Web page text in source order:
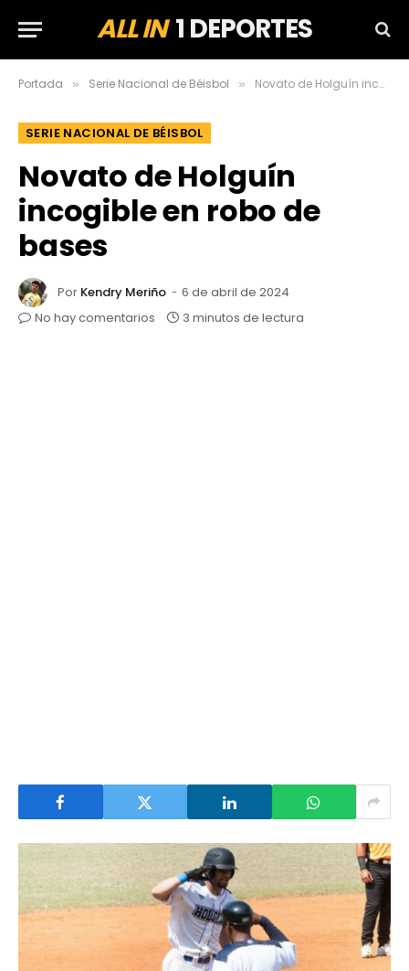
ALL IN1 DEPORTES
Portada » Serie Nacional de Béisbol » Novato de Holguín incogible en robo de bases
SERIE NACIONAL DE BÉISBOL
Novato de Holguín
incogible en robo de
bases
Por Kendry Meriño
6 de abril de 2024
No hay comentarios
3 minutos de lectura